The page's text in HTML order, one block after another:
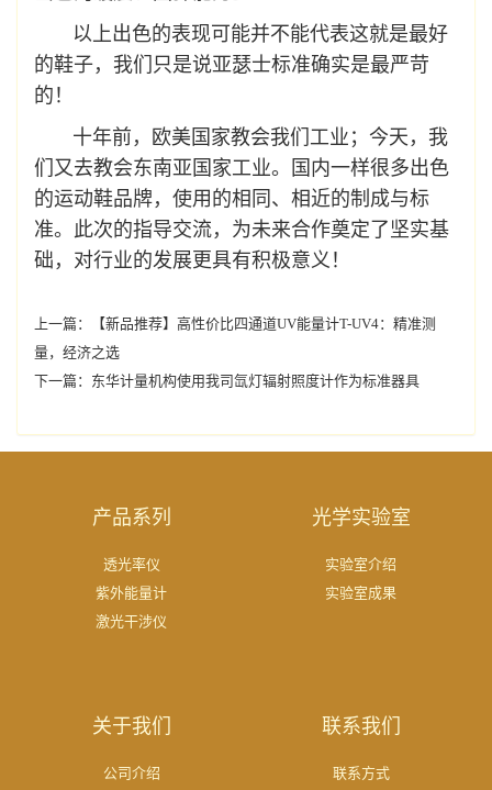
以上出色的表现可能并不能代表这就是最好
的鞋子，我们只是说亚瑟士标准确实是最严苛
的！
十年前，欧美国家教会我们工业；今天，我
们又去教会东南亚国家工业。国内一样很多出色
的运动鞋品牌，使用的相同、相近的制成与标
准。此次的指导交流，为未来合作奠定了坚实基
础，对行业的发展更具有积极意义！
上一篇：
【新品推荐】高性价比四通道UV能量计T-UV4：精准测
量，经济之选
下一篇： 东华计量机构使用我司氙灯辐射照度计作为标准器具
产品系列
透光率仪
紫外能量计
激光干涉仪
光学实验室
实验室介绍
实验室成果
关于我们
公司介绍
联系我们
联系方式